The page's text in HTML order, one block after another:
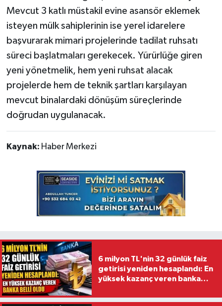
Mevcut 3 katlı müstakil evine asansör eklemek
isteyen mülk sahiplerinin ise yerel idarelere
başvurarak mimari projelerinde tadilat ruhsatı
süreci başlatmaları gerekecek. Yürürlüğe giren
yeni yönetmelik, hem yeni ruhsat alacak
projelerde hem de teknik şartları karşılayan
mevcut binalardaki dönüşüm süreçlerinde
doğrudan uygulanacak.
Kaynak: Haber Merkezi
6 milyon TL'nin 32 günlük faiz
getirisi yeniden hesaplandı: En
yüksek kazanç veren banka